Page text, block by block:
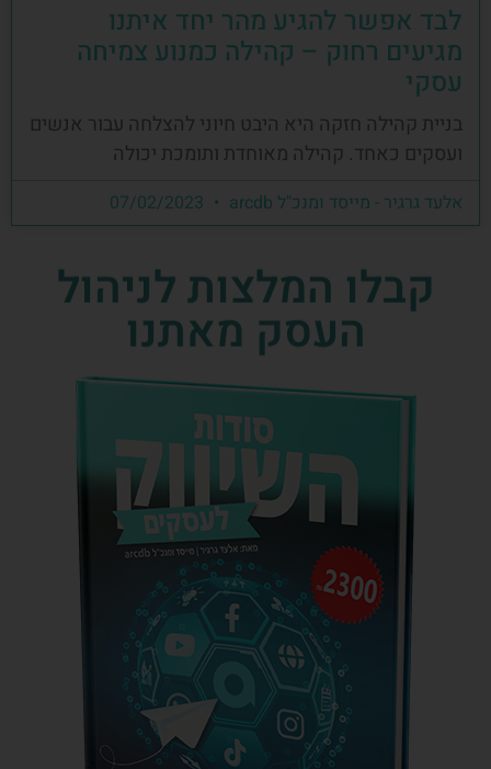
לבד אפשר להגיע מהר יחד איתנו
מגיעים רחוק – קהילה כמנוע צמיחה
עסקי
בניית קהילה חזקה היא היבט חיוני להצלחה עבור אנשים
ועסקים כאחד. קהילה מאוחדת ותומכת יכולה
אלעד גרגיר - מייסד ומנכ"ל arcdb
קבלו המלצות לניהול
העסק מאתנו